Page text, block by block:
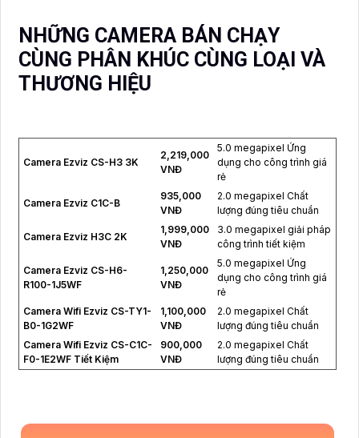
NHỮNG CAMERA BÁN CHẠY
CÙNG PHÂN KHÚC CÙNG LOẠI VÀ
THƯƠNG HIỆU
Camera Ezviz CS-H3 3K
2,219,000
VNĐ
5.0 megapixel Ứng
dụng cho công trình giá
rẻ
Camera Ezviz C1C-B
935,000
VNĐ
2.0 megapixel Chất
lượng đúng tiêu chuẩn
Camera Ezviz H3C 2K
1,999,000
VNĐ
3.0 megapixel giải pháp
công trình tiết kiệm
Camera Ezviz CS-H6-
R100-1J5WF
1,250,000
VNĐ
5.0 megapixel Ứng
dụng cho công trình giá
rẻ
Camera Wifi Ezviz CS-TY1-
B0-1G2WF
1,100,000
VNĐ
2.0 megapixel Chất
lượng đúng tiêu chuẩn
Camera Wifi Ezviz CS-C1C-
F0-1E2WF Tiết Kiệm
900,000
VNĐ
2.0 megapixel Chất
lượng đúng tiêu chuẩn